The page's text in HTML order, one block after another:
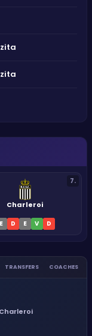
7.
Charleroi
E D E V D
TRANSFERS COACHES
Charleroi